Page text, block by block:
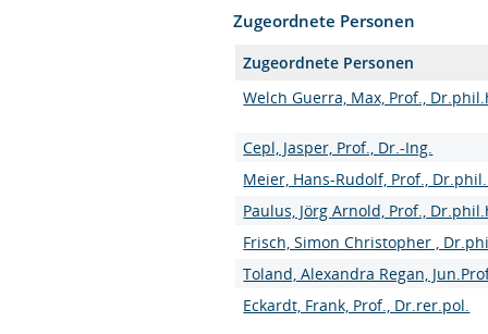
Zugeordnete Personen
Zugeordnete Personen
Welch Guerra, Max, Prof.,
Cepl, Jasper, Prof., Dr.-Ing.
Meier, Hans-Rudolf, Prof.,
Paulus, Jörg Arnold, Prof.,
Frisch, Simon Christopher ,
Toland, Alexandra Regan,
Eckardt, Frank, Prof., Dr.rer.pol.